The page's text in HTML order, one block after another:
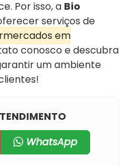
Por isso, a Bio
serviços de
em
conosco e descubra
um ambiente
WhatsApp